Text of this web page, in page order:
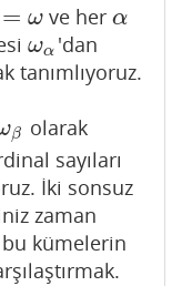
= ω
=ω ve her α
α
ωα
ωα'dan
tanımlıyoruz.
β
olarak
sayıları
İki sonsuz
zaman
bu kümelerin